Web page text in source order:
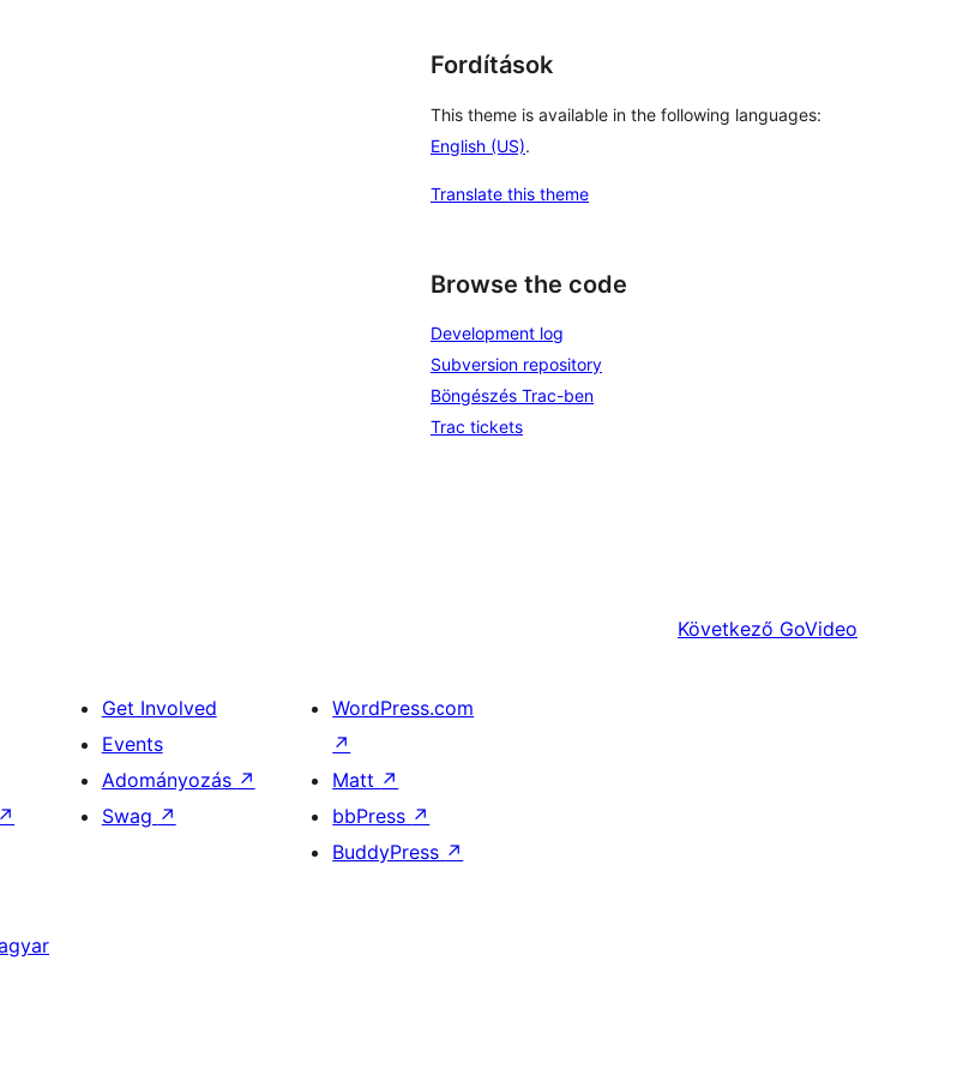
Fordítások
This theme is available in the following languages:
English (US).
Translate this theme
Browse the code
Development log
Subversion repository
Böngészés Trac-ben
Trac tickets
Következő GoVideo
↗
Get Involved
Events
Adományozás ↗
Swag ↗
WordPress.com
↗
Matt ↗
bbPress ↗
BuddyPress ↗